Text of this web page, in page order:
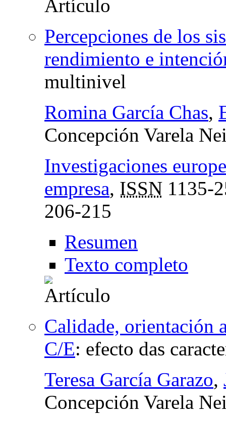
Percepciones de los
rendimiento e
multinivel
Romina García Chas,
Concepción Varela
Investigaciones
empresa, ISSN 1135-
206-215
Resumen
Texto completo
Calidade, orientación
C/E: efecto das
Teresa García Garazo,
Concepción Varela